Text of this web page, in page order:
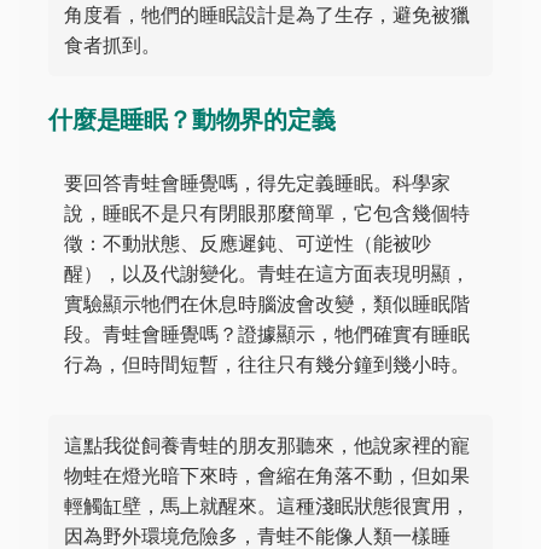
角度看，牠們的睡眠設計是為了生存，避免被獵
食者抓到。
什麼是睡眠？動物界的定義
要回答青蛙會睡覺嗎，得先定義睡眠。科學家
說，睡眠不是只有閉眼那麼簡單，它包含幾個特
徵：不動狀態、反應遲鈍、可逆性（能被吵
醒），以及代謝變化。青蛙在這方面表現明顯，
實驗顯示牠們在休息時腦波會改變，類似睡眠階
段。青蛙會睡覺嗎？證據顯示，牠們確實有睡眠
行為，但時間短暫，往往只有幾分鐘到幾小時。
這點我從飼養青蛙的朋友那聽來，他說家裡的寵
物蛙在燈光暗下來時，會縮在角落不動，但如果
輕觸缸壁，馬上就醒來。這種淺眠狀態很實用，
因為野外環境危險多，青蛙不能像人類一樣睡